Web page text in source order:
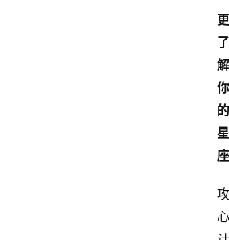
更
了
解
你
的
星
座
攻
心